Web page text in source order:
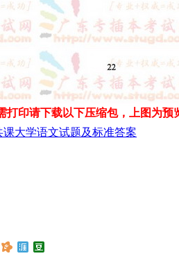
打印请下载以下压缩包，上图为预
课大学语文试题及标准答案